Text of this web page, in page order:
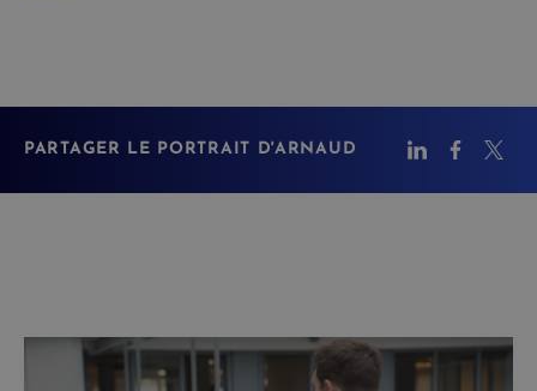
PARTAGER LE PORTRAIT D'ARNAUD